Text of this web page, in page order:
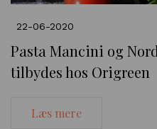
22-06-2020
Pasta Mancini og
tilbydes hos Origreen
Læs mere